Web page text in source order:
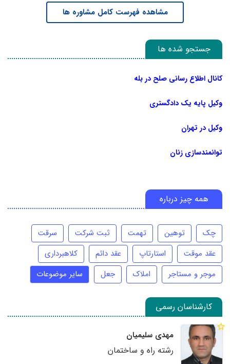
مشاهده فهرست کامل مشاوره ها
جستجو شده ها
کانال اطلاع رسانی صلح در بله
وکیل پایه یک دادگستری
وکیل در تهران
توانمندسازی زنان
همه چیز درباره
چک توهین تهمت ثبت شرکت
سرقت
عقد موقت
استارتاپ عقد دائم
کلاهبرداری
موجر و مستاجر
املاک جعل سایر موضوعات
کارشناسان رسمی
مهدی سلیمیان
رشته راه و ساختمان